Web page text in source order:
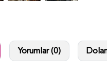
Yorumlar (0)